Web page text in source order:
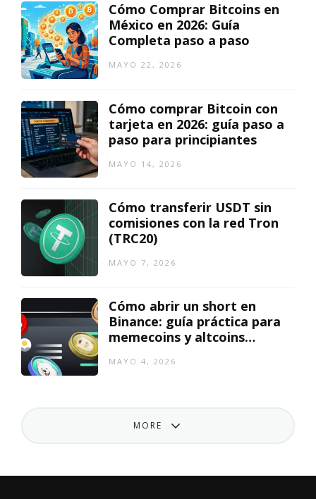
Cómo Comprar Bitcoins en
México en 2026: Guía
Completa paso a paso
MAYO 22, 2026
Cómo comprar Bitcoin con
tarjeta en 2026: guía paso a
paso para principiantes
MAYO 14, 2026
Cómo transferir USDT sin
comisiones con la red Tron
(TRC20)
MAYO 7, 2026
Cómo abrir un short en
Binance: guía práctica para
memecoins y altcoins
MAYO 4, 2026
MORE